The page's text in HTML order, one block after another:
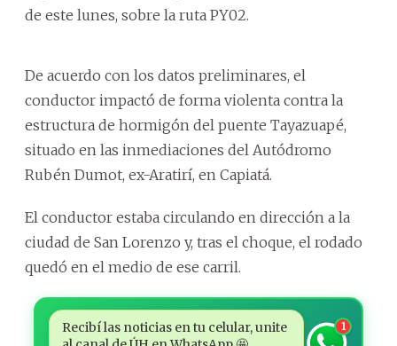
de este lunes, sobre la ruta PY02.
De acuerdo con los datos preliminares, el
conductor impactó de forma violenta contra la
estructura de hormigón del puente Tayazuapé,
situado en las inmediaciones del Autódromo
Rubén Dumot, ex-Aratirí, en Capiatá.
El conductor estaba circulando en dirección a la
ciudad de San Lorenzo y, tras el choque, el rodado
quedó en el medio de ese carril.
Recibí las noticias en tu celular, unite
1